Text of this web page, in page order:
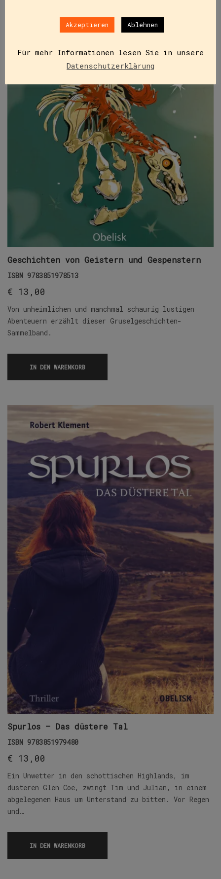
Geschichten von Geistern und Gespenstern
ISBN 9783851978513
€ 13,00
Von unheimlichen und manchmal schaurig lustigen
Abenteuern erzählt dieser Gruselgeschichten-
Sammelband.
IN DEN WARENKORB
Spurlos – Das düstere Tal
ISBN 9783851979480
€ 13,00
Ein Unwetter in den schottischen Highlands, im
düsteren Glen Coe, zwingt Tim und Julian, in einem
abgelegenen Haus um Unterstand zu bitten. Vor Regen
und…
IN DEN WARENKORB
Akzeptieren Ablehnen
Für mehr Informationen lesen Sie in unsere
Datenschutzerklärung